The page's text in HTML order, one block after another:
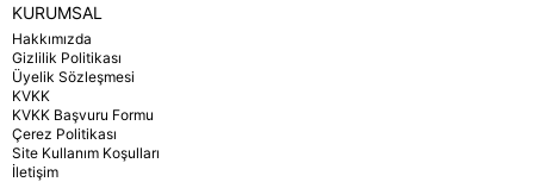
KURUMSAL
Hakkımızda
Gizlilik Politikası
Üyelik Sözleşmesi
KVKK
KVKK Başvuru Formu
Çerez Politikası
Site Kullanım Koşulları
İletişim